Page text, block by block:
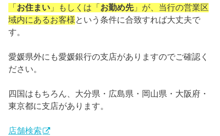
「 お住まい」もしくは「 お勤め先」が、当行の営業区
域内にあるお客様 という条件に合致すれば大丈夫で
す。
愛媛県外にも愛媛銀行の支店がありますのでご確認く
ださい。
四国はもちろん、大分県・広島県・岡山県・大阪府・
東京都に支店があります。
店舗検索